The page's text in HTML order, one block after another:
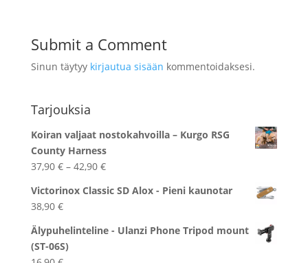
Submit a Comment
Sinun täytyy kirjautua sisään kommentoidaksesi.
Tarjouksia
Koiran valjaat nostokahvoilla – Kurgo RSG
County Harness
37,90 € – 42,90 €Hintaluokka:
-
Victorinox Classic SD Alox - Pieni kaunotar
38,90 €
Älypuhelinteline - Ulanzi Phone Tripod mount
(ST-06S)